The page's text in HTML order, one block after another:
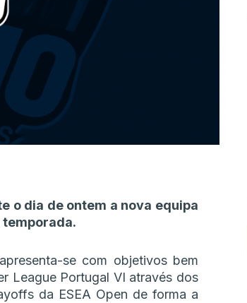
o dia de ontem a nova equipa
temporada.
se com objetivos bem
League Portugal VI através dos
da ESEA Open de forma a